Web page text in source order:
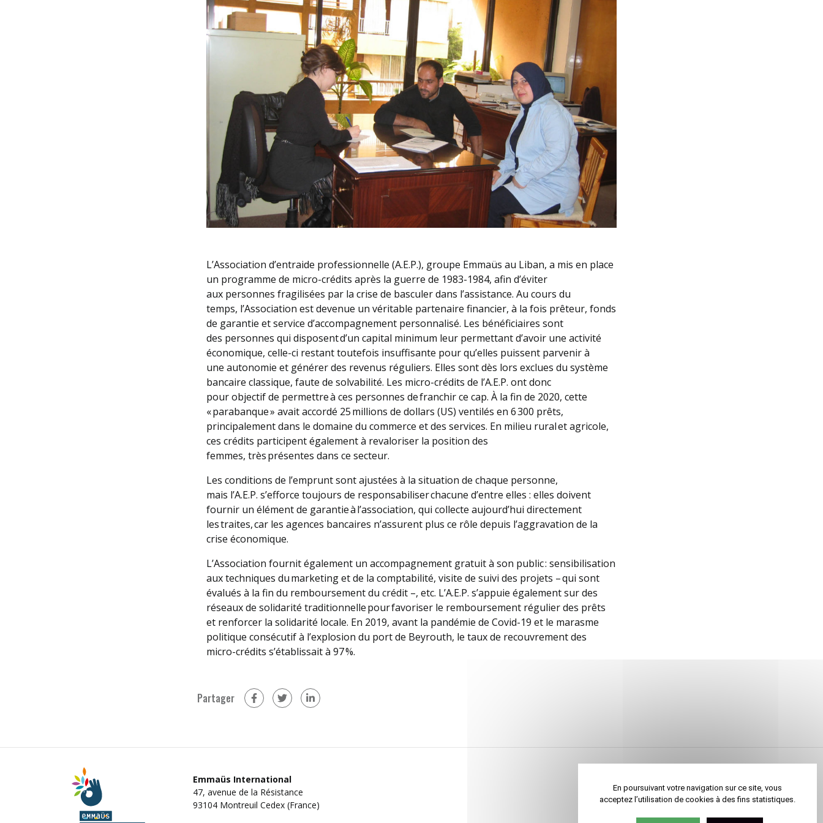
L’Association d’entraide professionnelle (A.E.P.), groupe Emmaüs au Liban, a mis en place
un programme de micro-crédits après la guerre de 1983-1984, afin d’éviter
aux personnes fragilisées par la crise de basculer dans l’assistance. Au cours du
temps, l’Association est devenue un véritable partenaire financier, à la fois prêteur, fonds
de garantie et service d’accompagnement personnalisé. Les bénéficiaires sont
des personnes qui disposent d’un capital minimum leur permettant d’avoir une activité
économique, celle-ci restant toutefois insuffisante pour qu’elles puissent parvenir à
une autonomie et générer des revenus réguliers. Elles sont dès lors exclues du système
bancaire classique, faute de solvabilité. Les micro-crédits de l’A.E.P. ont donc
pour objectif de permettre à ces personnes de franchir ce cap. À la fin de 2020, cette
« parabanque » avait accordé 25 millions de dollars (US) ventilés en 6 300 prêts,
principalement dans le domaine du commerce et des services. En milieu rural et agricole,
ces crédits participent également à revaloriser la position des
femmes, très présentes dans ce secteur.
Les conditions de l’emprunt sont ajustées à la situation de chaque personne,
mais l’A.E.P. s’efforce toujours de responsabiliser chacune d’entre elles : elles doivent
fournir un élément de garantie à l’association, qui collecte aujourd’hui directement
les traites, car les agences bancaires n’assurent plus ce rôle depuis l’aggravation de la
crise économique.
L’Association fournit également un accompagnement gratuit à son public : sensibilisation
aux techniques du marketing et de la comptabilité, visite de suivi des projets – qui sont
évalués à la fin du remboursement du crédit –, etc. L’A.E.P. s’appuie également sur des
réseaux de solidarité traditionnelle pour favoriser le remboursement régulier des prêts
et renforcer la solidarité locale. En 2019, avant la pandémie de Covid-19 et le marasme
politique consécutif à l’explosion du port de Beyrouth, le taux de recouvrement des
micro-crédits s’établissait à 97 %.
Partager sur Facebook (nouvelle fenêtre)
sur Twitter (nouvelle fenêtre)
sur Linkedin (nouvelle fenêtre)
Emmaüs International
47, avenue de la Résistance
93104 Montreuil Cedex (France)
EMMAÜS INTERNATIONAL
En poursuivant votre navigation sur ce site, vous
acceptez l’utilisation de cookies à des fins statistiques.